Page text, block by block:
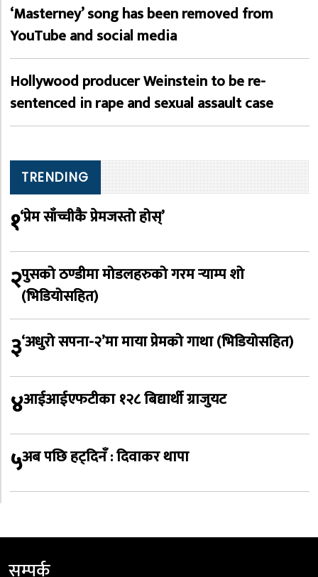
‘Masterney’ song has been removed from
YouTube and social media
Hollywood producer Weinstein to be re-
sentenced in rape and sexual assault case
TRENDING
१‘प्रेम साँच्चीकै प्रेमजस्तो होस्’
२पुसको ठण्डीमा मोडलहरुको गरम र्‍याम्प शो
(भिडियोसहित)
३‘अधुरो सपना-२’मा माया प्रेमको गाथा (भिडियोसहित)
४आईआईएफटीका १२८ बिद्यार्थी ग्राजुयट
५अब पछि हट्दिनँ : दिवाकर थापा
सम्पर्क